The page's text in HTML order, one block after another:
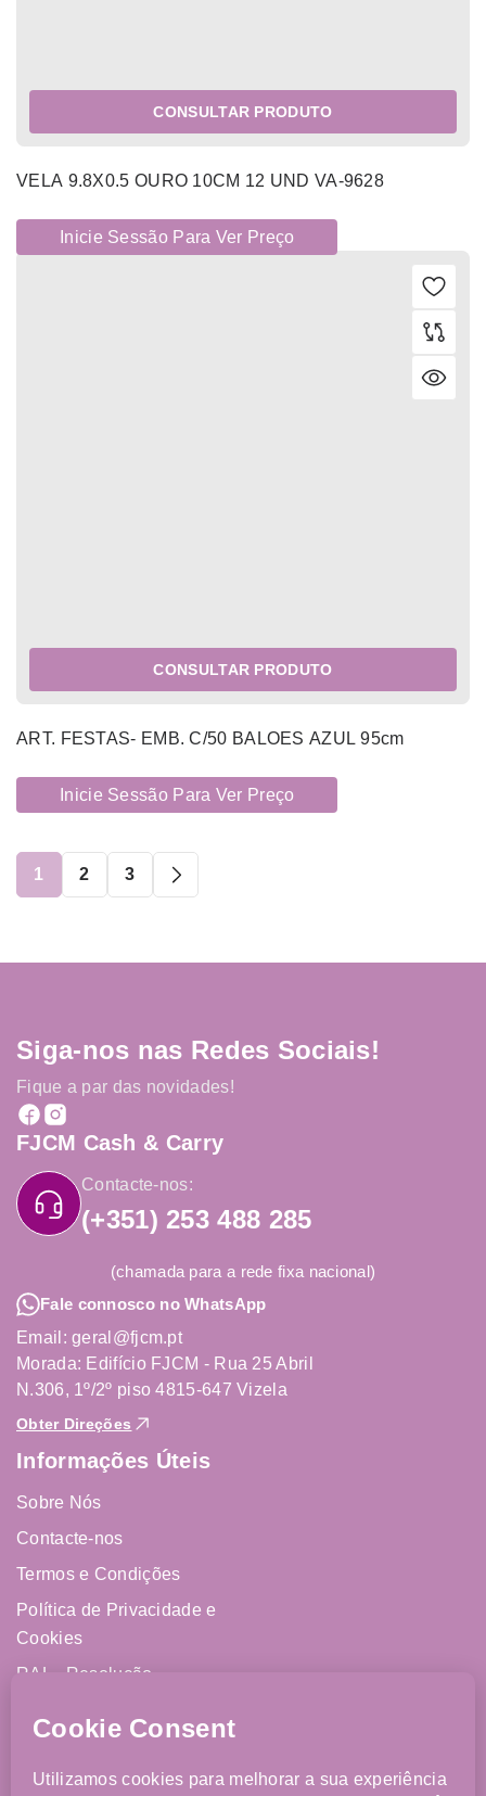
CONSULTAR PRODUTO
VELA 9.8X0.5 OURO 10CM 12 UND VA-9628
Inicie Sessão Para Ver Preço
CONSULTAR PRODUTO
ART. FESTAS- EMB. C/50 BALOES AZUL 95cm
Inicie Sessão Para Ver Preço
1 2 3
Siga-nos nas Redes Sociais!
Fique a par das novidades!
FJCM Cash & Carry
Contacte-nos:
(+351) 253 488 285
(chamada para a rede fixa nacional)
Fale connosco no WhatsApp
Email: geral@fjcm.pt
Morada: Edifício FJCM - Rua 25 Abril
N.306, 1º/2º piso 4815-647 Vizela
Obter Direções
Informações Úteis
Sobre Nós
Contacte-nos
Termos e Condições
Política de Privacidade e
Cookies
RAL - Resolução
Livro de Reclamações